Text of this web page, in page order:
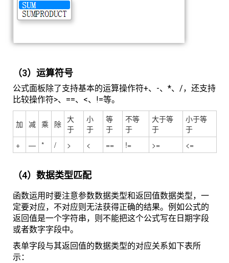
（3）运算符号
公式面板除了支持基本的运算操作符+、-、*、/，还支持
比较操作符>、==、<、!=等。
加 减 乘 除 大
于
小
于
等
于
不等
于
大于等
于
小于等
于
+
— * / > < == != >= <=
（4）数据类型匹配
函数运用时要注意参数数据类型和返回值数据类型，一
定要对应，不对应则无法获得正确的结果。例如公式的
返回值是一个字符串，则不能把这个公式写在日期字段
或者数字字段中。
表单字段与其返回值的数据类型的对应关系如下表所
示：